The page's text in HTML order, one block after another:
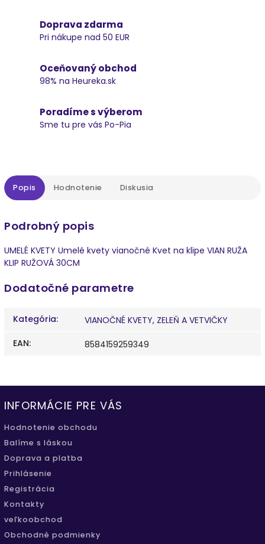
Doprava zdarma
Pri nákupe nad 50 EUR
Oceňovaný obchod
98% na Heureka.sk
Poradíme s výberom
Sme tu pre vás Po-Pia
Popis Hodnotenie Diskusia
Podrobný popis
UMELÉ KVETY Umelé kvety vianočné Kvet na klipe VIAN RUŽA
KLIP RUŽOVÁ 30CM
Dodatočné parametre
Kategória:
VIANOČNÉ KVETY, ZELEŇ A VETVIČKY
EAN: 8584159259349
INFORMÁCIE PRE VÁS
Hodnotenie obchodu
Balíme s láskou
Doprava a platba
Prihlásenie
Registrácia
Kontakty
veľkoobchod
Obchodné podmienky